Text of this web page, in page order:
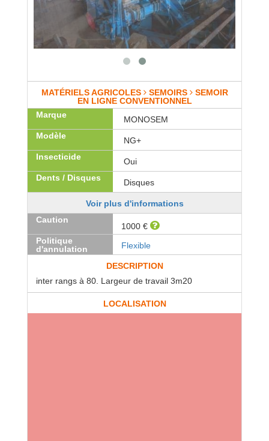
MATÉRIELS AGRICOLES SEMOIRS SEMOIR
EN LIGNE CONVENTIONNEL
Marque
MONOSEM
Modèle
NG+
Insecticide
Oui
Dents / Disques
Disques
Voir plus d'informations
Caution
1000 €
Politique
d'annulation
Flexible
DESCRIPTION
inter rangs à 80. Largeur de travail 3m20
LOCALISATION